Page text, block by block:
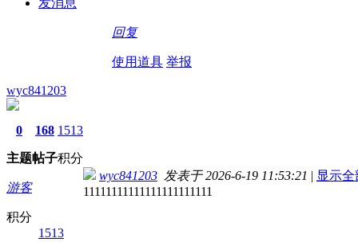
发消息
回复
使用道具 举报
wyc841203
0
主题
168
帖子
1513
积分
游客
积分
1513
wyc841203 发表于 2026-6-19 11:53:21 | 显示
11111111111111111111111